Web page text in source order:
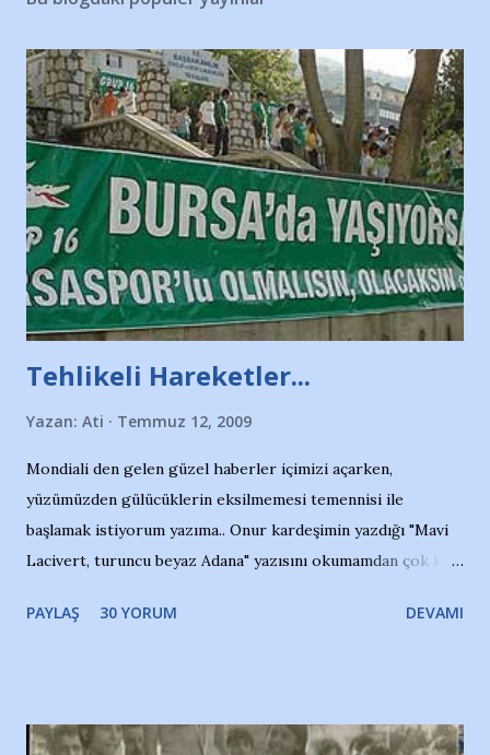
Tehlikeli Hareketler...
Yazan: Ati Temmuz 12, 2009
Mondiali den gelen güzel haberler içimizi açarken,
yüzümüzden gülücüklerin eksilmemesi temennisi ile
başlamak istiyorum yazıma.. Onur kardeşimin yazdığı "Mavi
Lacivert, turuncu beyaz Adana" yazısını okumamdan çok kısa
irkildim.. "Bursasporlu taraftarlar, İstanbul takımlarının
ve ürünlerini Bursa şehrinde görmek istemediklerini bir
PAYLAŞ 30 YORUM DEVAMI